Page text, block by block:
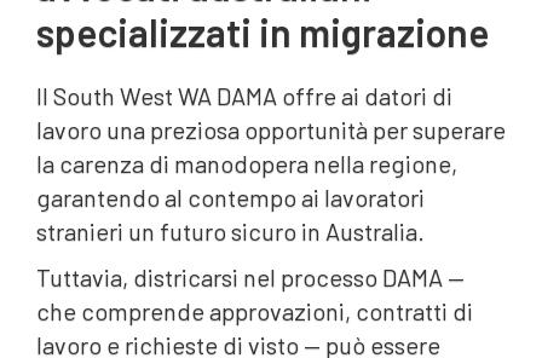
specializzati in migrazione
Il South West WA DAMA offre ai datori di
lavoro una preziosa opportunità per superare
la carenza di manodopera nella regione,
garantendo al contempo ai lavoratori
stranieri un futuro sicuro in Australia.
Tuttavia, districarsi nel processo DAMA —
che comprende approvazioni, contratti di
lavoro e richieste di visto — può essere